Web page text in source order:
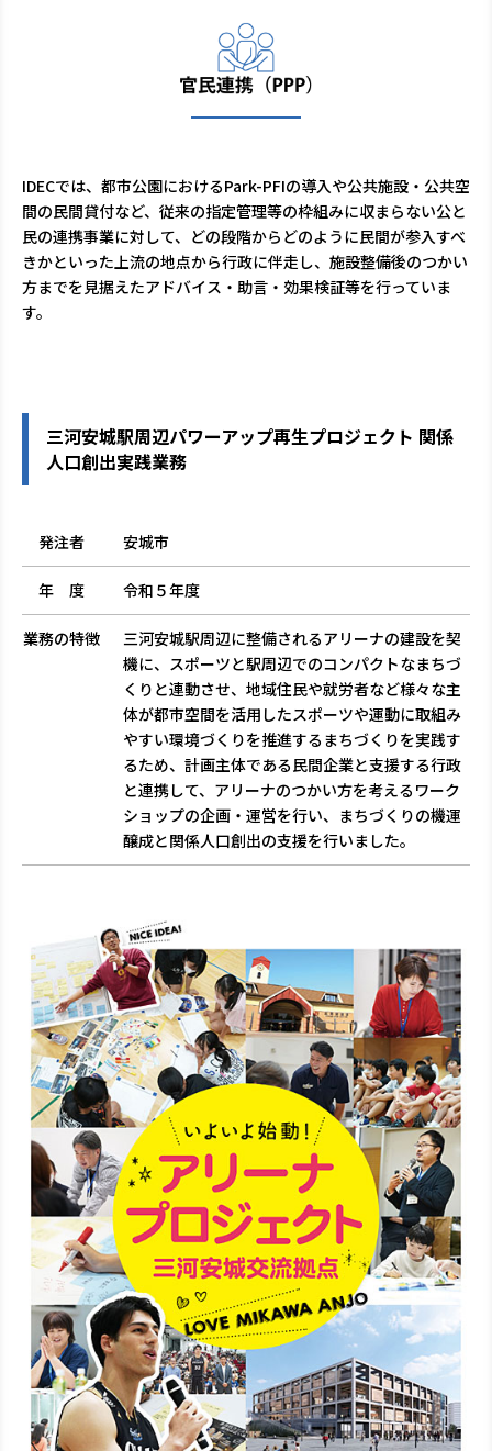
IDECでは、都市公園におけるPark-PFIの導入や公共施設・公共空
間の民間貸付など、従来の指定管理等の枠組みに収まらない公と
民の連携事業に対して、どの段階からどのように民間が参入すべ
きかといった上流の地点から行政に伴走し、施設整備後のつかい
方までを見据えたアドバイス・助言・効果検証等を行っていま
す。
三河安城駅周辺パワーアップ再生プロジェクト 関係
人口創出実践業務
発注者 安城市
年 度 令和５年度
業務の特徴
三河安城駅周辺に整備されるアリーナの建設を契
機に、スポーツと駅周辺でのコンパクトなまちづ
くりと連動させ、地域住民や就労者など様々な主
体が都市空間を活用したスポーツや運動に取組み
やすい環境づくりを推進するまちづくりを実践す
るため、計画主体である民間企業と支援する行政
と連携して、アリーナのつかい方を考えるワーク
ショップの企画・運営を行い、まちづくりの機運
醸成と関係人口創出の支援を行いました。